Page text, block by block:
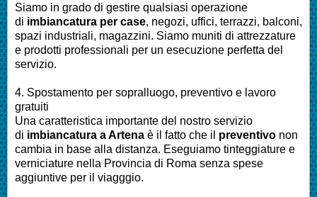
Siamo in grado di gestire qualsiasi operazione
di imbiancatura per case, negozi, uffici, terrazzi, balconi,
spazi industriali, magazzini. Siamo muniti di attrezzature
e prodotti professionali per un esecuzione perfetta del
servizio.
4. Spostamento per sopralluogo, preventivo e lavoro
gratuiti
Una caratteristica importante del nostro servizio
di imbiancatura aArtena è il fatto che il preventivo non
cambia in base alla distanza. Eseguiamo tinteggiature e
verniciature nella Provincia di Roma senza spese
aggiuntive per il viagggio.